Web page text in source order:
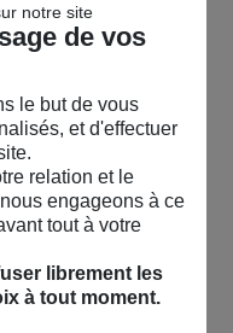
notre site
de vos
le but de vous
et d'effectuer
relation et le
engageons à ce
tout à votre
librement les
à tout moment.